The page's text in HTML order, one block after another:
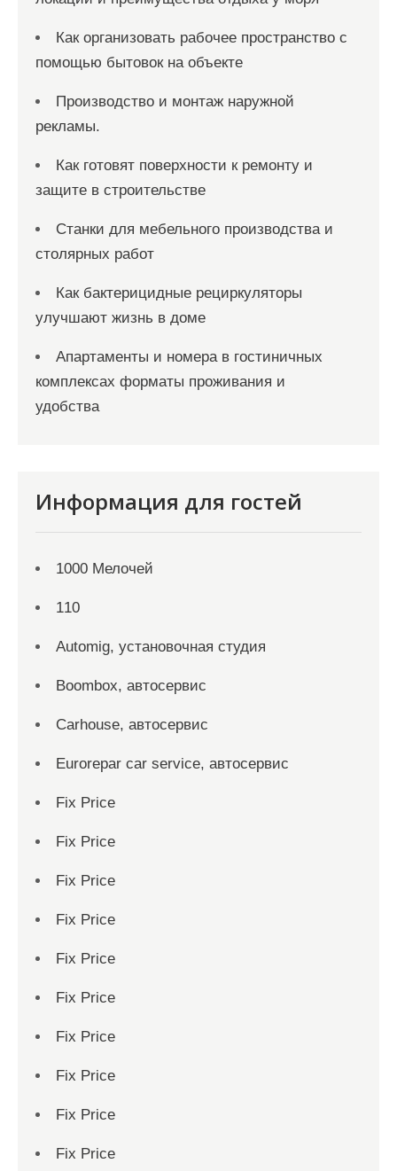
Как организовать рабочее пространство с
помощью бытовок на объекте
Производство и монтаж наружной
рекламы.
Как готовят поверхности к ремонту и
защите в строительстве
Станки для мебельного производства и
столярных работ
Как бактерицидные рециркуляторы
улучшают жизнь в доме
Апартаменты и номера в гостиничных
комплексах форматы проживания и
удобства
Информация для гостей
1000 Мелочей
110
Automig, установочная студия
Boombox, автосервис
Carhouse, автосервис
Eurorepar car service, автосервис
Fix Price
Fix Price
Fix Price
Fix Price
Fix Price
Fix Price
Fix Price
Fix Price
Fix Price
Fix Price